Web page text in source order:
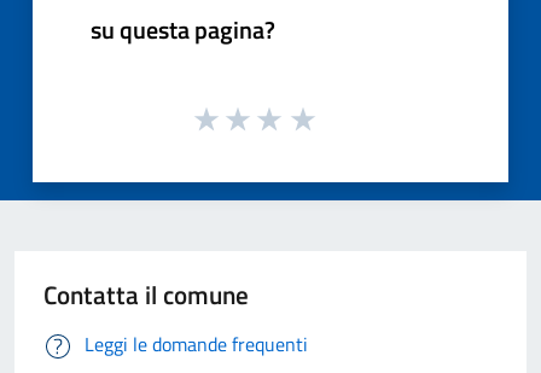
su questa pagina?
Contatta il comune
Leggi le domande frequenti